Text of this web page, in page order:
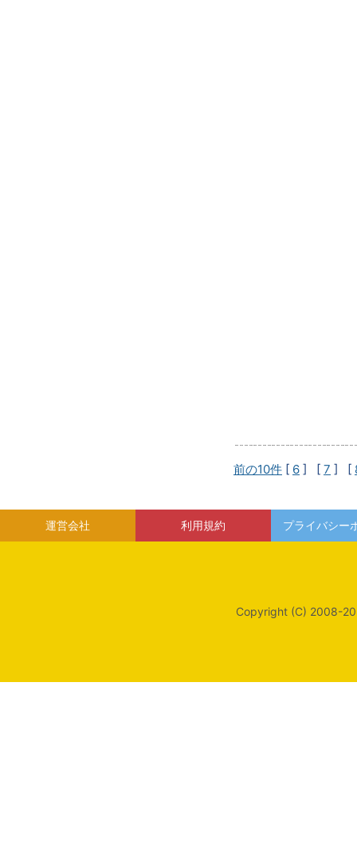
前の10件 [ 6 ] [ 7 ] [
運営会社 利用規約 プライバシー
Copyright (C) 2008-